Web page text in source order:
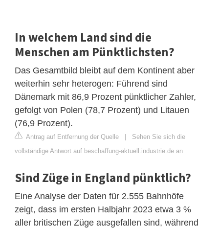
In welchem Land sind die
Menschen am Pünktlichsten?
Das Gesamtbild bleibt auf dem Kontinent aber
weiterhin sehr heterogen: Führend sind
Dänemark mit 86,9 Prozent pünktlicher Zahler,
gefolgt von Polen (78,7 Prozent) und Litauen
(76,9 Prozent).
Antrag auf Entfernung der Quelle | Sehen Sie sich die
vollständige Antwort auf beschaffung-aktuell.industrie.de an
Sind Züge in England pünktlich?
Eine Analyse der Daten für 2.555 Bahnhöfe
zeigt, dass im ersten Halbjahr 2023 etwa 3 %
aller britischen Züge ausgefallen sind, während